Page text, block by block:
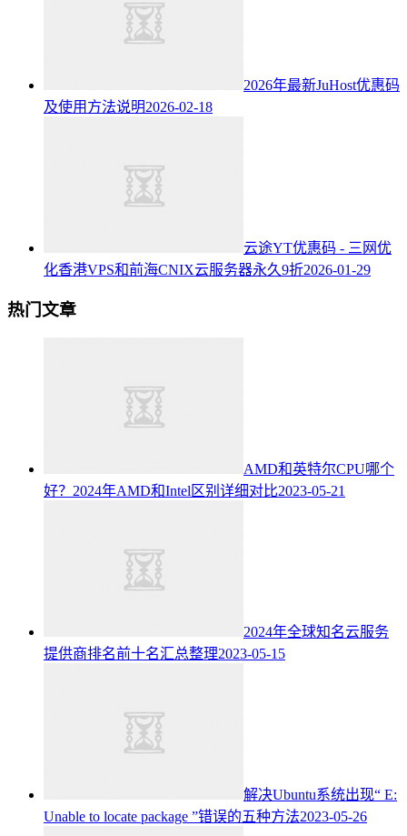
2026年最新JuHost优惠码
及使用方法说明2026-02-18
云途YT优惠码 - 三网优
化香港VPS和前海CNIX云服务器永久9折2026-01-29
热门文章
AMD和英特尔CPU哪个
好？2024年AMD和Intel区别详细对比2023-05-21
2024年全球知名云服务
提供商排名前十名汇总整理2023-05-15
解决Ubuntu系统出现“ E:
Unable to locate package ”错误的五种方法2023-05-26